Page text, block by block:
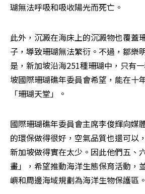
瑚無法呼吸和吸收陽光而死亡。
此外，沉澱在海床上的沉澱物也覆蓋
子，導致珊瑚無法繁衍。不過，鄒樂
是，新加坡沿海251種珊瑚中，只有
坡國際珊瑚礁年委員會希望，能在十
「珊瑚天堂」。
國際珊瑚礁年委員會主席李俊輝向媒
的環保做得很好，空氣品質也還可以
新加坡做得實在太少。因此他們五、
畫」，希望推動海洋生態保育活動，
嶼和周邊海域規劃為海洋生物保護區。